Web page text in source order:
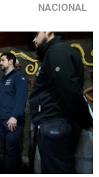
NACIONAL